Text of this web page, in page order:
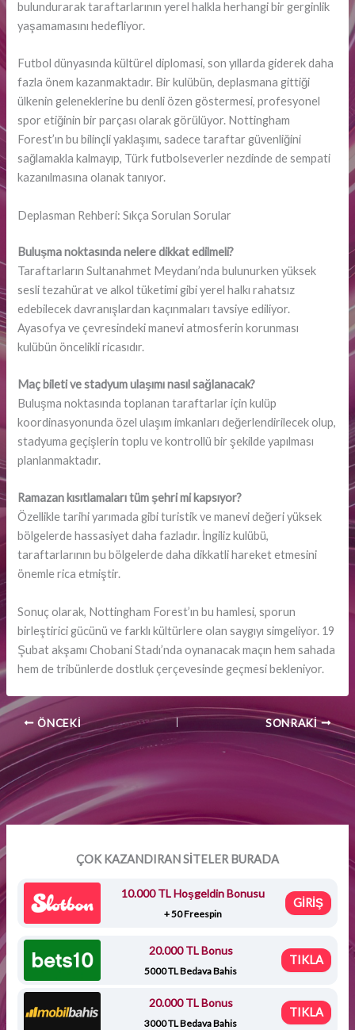
ÇOK KAZANDIRAN SİTELER BURADA
10.000 TL Hoşgeldin Bonusu
+ 50 Freespin
GİRİŞ
20.000 TL Bonus
5000 TL Bedava Bahis
TIKLA
20.000 TL Bonus
3000 TL Bedava Bahis
TIKLA
bulundurarak taraftarlarının yerel halkla herhangi bir gerginlik
yaşamamasını hedefliyor.
Futbol dünyasında kültürel diplomasi, son yıllarda giderek daha
fazla önem kazanmaktadır. Bir kulübün, deplasmana gittiği
ülkenin geleneklerine bu denli özen göstermesi, profesyonel
spor etiğinin bir parçası olarak görülüyor. Nottingham
Forest’ın bu bilinçli yaklaşımı, sadece taraftar güvenliğini
sağlamakla kalmayıp, Türk futbolseverler nezdinde de sempati
kazanılmasına olanak tanıyor.
Deplasman Rehberi: Sıkça Sorulan Sorular
Buluşma noktasında nelere dikkat edilmeli?
Taraftarların Sultanahmet Meydanı’nda bulunurken yüksek
sesli tezahürat ve alkol tüketimi gibi yerel halkı rahatsız
edebilecek davranışlardan kaçınmaları tavsiye ediliyor.
Ayasofya ve çevresindeki manevi atmosferin korunması
kulübün öncelikli ricasıdır.
Maç bileti ve stadyum ulaşımı nasıl sağlanacak?
Buluşma noktasında toplanan taraftarlar için kulüp
koordinasyonunda özel ulaşım imkanları değerlendirilecek olup,
stadyuma geçişlerin toplu ve kontrollü bir şekilde yapılması
planlanmaktadır.
Ramazan kısıtlamaları tüm şehri mi kapsıyor?
Özellikle tarihi yarımada gibi turistik ve manevi değeri yüksek
bölgelerde hassasiyet daha fazladır. İngiliz kulübü,
taraftarlarının bu bölgelerde daha dikkatli hareket etmesini
önemle rica etmiştir.
Sonuç olarak, Nottingham Forest’ın bu hamlesi, sporun
birleştirici gücünü ve farklı kültürlere olan saygıyı simgeliyor. 19
Şubat akşamı Chobani Stadı’nda oynanacak maçın hem sahada
hem de tribünlerde dostluk çerçevesinde geçmesi bekleniyor.
ÖNCEKI SONRAKI